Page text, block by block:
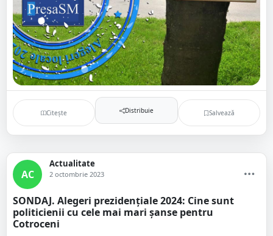
Citește Distribuie Salvează
AC
Actualitate
2 octombrie 2023
SONDAJ. Alegeri prezidențiale 2024: Cine sunt
politicienii cu cele mai mari șanse pentru
Cotroceni